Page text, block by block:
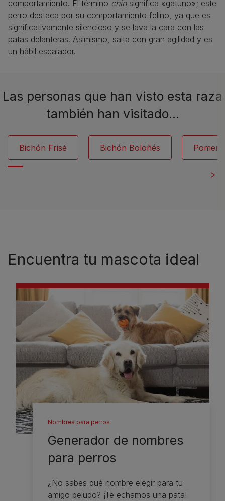
comportamiento. El término chin significa «gatuno»; este
perro destaca por su comportamiento felino, ya que es
significativamente silencioso y se lava la cara con las
patas delanteras. Asimismo, salta con gran agilidad y es
un hábil escalador.
Las personas que han visto esta raza
también han visitado…
Bichón Frisé Bichón Boloñés
Encuentra tu mascota ideal
Nombres para perros
Generador de nombres
para perros
¿No sabes qué nombre elegir para tu
amigo peludo? ¡Te echamos una pata!